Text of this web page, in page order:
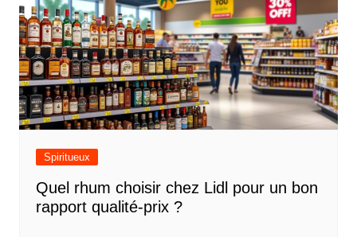
Spiritueux
Quel rhum choisir chez Lidl pour un bon
rapport qualité-prix ?